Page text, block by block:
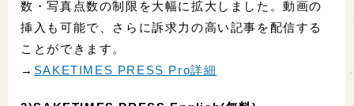
数・写真点数の制限を大幅に拡大しました。動画の
挿入も可能で、さらに訴求力の高い記事を配信する
ことができます。
→ SAKETIMES PRESS Pro詳細